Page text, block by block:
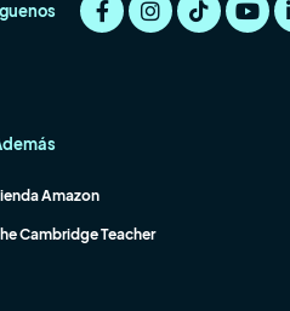
Amazon
Cambridge Teacher